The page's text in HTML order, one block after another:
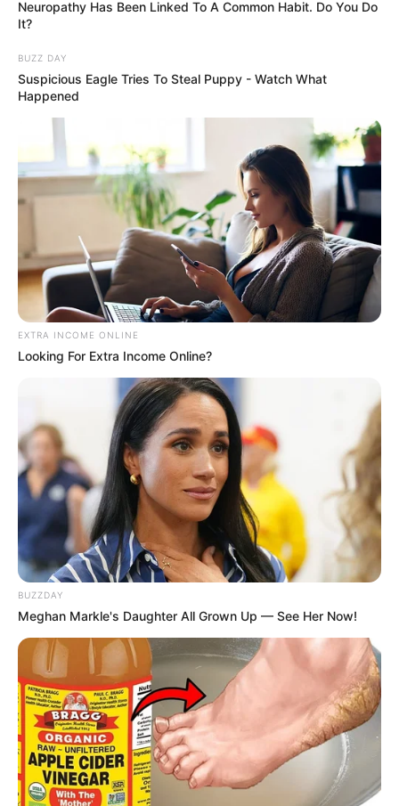
Veja também:
Aprenda quais são os Pincéis Para Pintura em
Tecido Mais Usados
7 Tipos de Fita Para Artesanato Que Você Precisa
Conhecer
Índice
1. Cola Branca Escolar
Vantagens
Desvantagens
2. Cola Branca Extra
Vantagens
Desvantagens
3. Cola Quente
Vantagens
Neuropathy Has Been Linked To A Common Habit. Do You Do
It?
BUZZ DAY
Suspicious Eagle Tries To Steal Puppy - Watch What
Happened
EXTRA INCOME ONLINE
Looking For Extra Income Online?
BUZZDAY
Meghan Markle's Daughter All Grown Up — See Her Now!